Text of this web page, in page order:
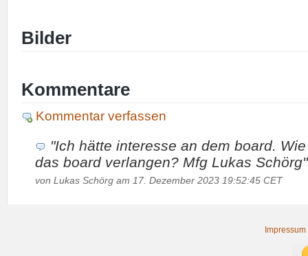
Bilder
Kommentare
Kommentar verfassen
"Ich hätte interesse an dem board.
das board verlangen? Mfg Lukas Schörg"
von Lukas Schörg am 17. Dezember 2023 19:52:45 CET
Impressum